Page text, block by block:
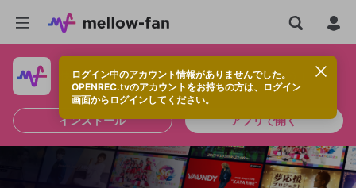
ログイン中のアカウント情報がありませんでした。
OPENREC.tvのアカウントをお持ちの方は、ログイン
画面からログインしてください。
快適に視聴するなら、アプリをインストールしよう！
インストール アプリで開く